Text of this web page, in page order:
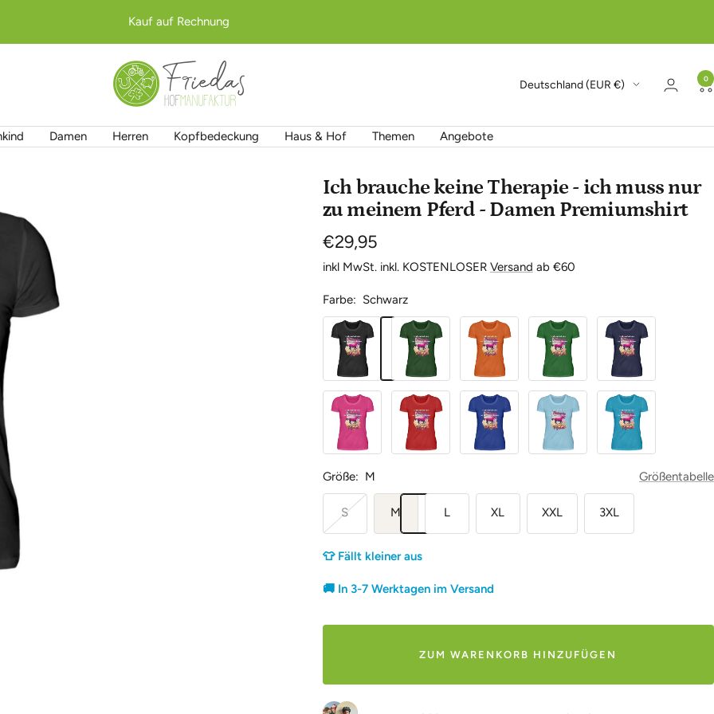
Kauf auf Rechnung
Friedas
Hofmanufaktur
Land/Region
Deutschland (EUR €) 0
Damen Herren Kopfbedeckung Haus & Hof Themen Angebote
Ich brauche keine Therapie - ich muss nur
zu meinem Pferd - Damen Premiumshirt
Angebotspreis
€29,95
inkl MwSt. inkl. KOSTENLOSER Versand ab €60
Farbe: Schwarz
Schwarz
Dark
Green
Dark
Orange
Irish
Green
Navy
Pinky Red Royal Himmelblau Turquoise
Größe: M Größentabelle
S M L XL XXL 3XL
👕 Fällt kleiner aus
🚚 In 3-7 Werktagen im Versand
ZUM WARENKORB HINZUFÜGEN